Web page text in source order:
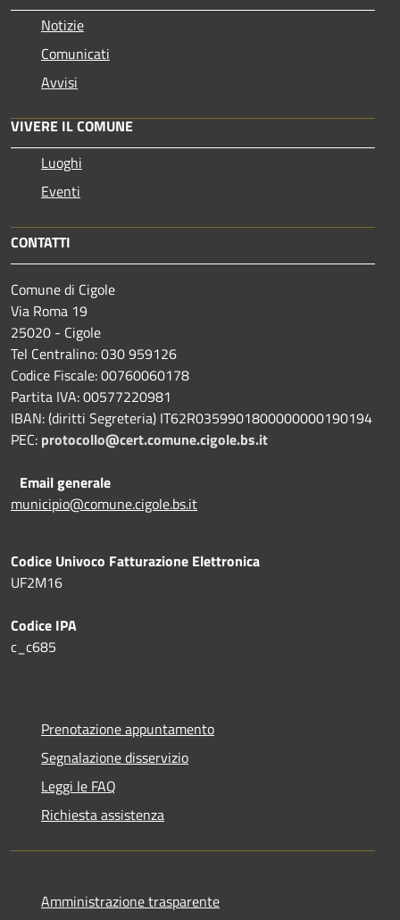
Notizie
Comunicati
Avvisi
VIVERE IL COMUNE
Luoghi
Eventi
CONTATTI
Comune di Cigole
Via Roma 19
25020 - Cigole
Tel Centralino: 030 959126
Codice Fiscale: 00760060178
Partita IVA: 00577220981
IBAN: (diritti Segreteria) IT62R0359901800000000190194
PEC: protocollo@cert.comune.cigole.bs.it
Email generale
municipio@comune.cigole.bs.it
Codice Univoco Fatturazione Elettronica
UF2M16
Codice IPA
c_c685
Prenotazione appuntamento
Segnalazione disservizio
Leggi le FAQ
Richiesta assistenza
Amministrazione trasparente